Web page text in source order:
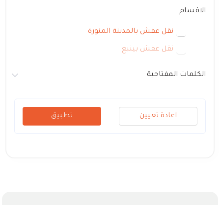
الاقسام
نقل عفش بالمدينة المنورة
نقل عفش بينبع
الكلمات المفتاحية
تطبيق اعادة تعيين